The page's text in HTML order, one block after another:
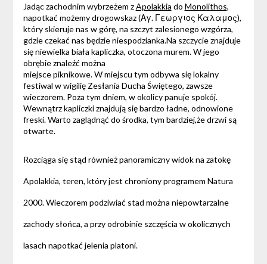
Jadąc zachodnim wybrzeżem zApolakkia do Monolithos,
napotkać możemy drogowskaz (Αγ. Γεωργιος Καλαμος),
który skieruje nas w górę, na szczyt zalesionego wzgórza,
gdzie czekać nas będzie niespodzianka.Na szczycie znajduje
się niewielka biała kapliczka, otoczona murem. W jego
obrębie znaleźć można
miejsce piknikowe. W miejscu tym odbywa się lokalny
festiwal w wigilię Zesłania Ducha Świętego, zawsze
wieczorem. Poza tym dniem, w okolicy panuje spokój.
Wewnątrz kapliczki znajdują się bardzo ładne, odnowione
freski. Warto zaglądnąć do środka, tym bardziej,że drzwi są
otwarte.
Rozciąga się stąd również panoramiczny widok na zatokę
Apolakkia, teren, który jest chroniony programem Natura
2000. Wieczorem podziwiać stad można niepowtarzalne
zachody słońca, a przy odrobinie szczęścia w okolicznych
lasach napotkać jelenia platoni.